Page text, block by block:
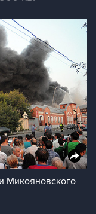
Микояновского